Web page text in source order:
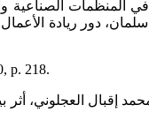
p. 218.‎
العجلوني، أثر